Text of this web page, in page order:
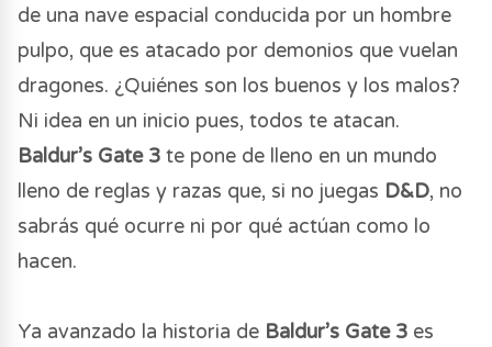
de una nave espacial conducida por un hombre
pulpo, que es atacado por demonios que vuelan
dragones. ¿Quiénes son los buenos y los malos?
Ni idea en un inicio pues, todos te atacan.
Baldur’s Gate 3 te pone de lleno en un mundo
lleno de reglas y razas que, si no juegas D&D, no
sabrás qué ocurre ni por qué actúan como lo
hacen.
Ya avanzado la historia de Baldur’s Gate 3 es